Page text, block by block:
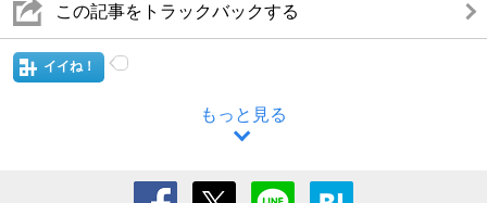
この記事をトラックバックする
イイね！
もっと見る